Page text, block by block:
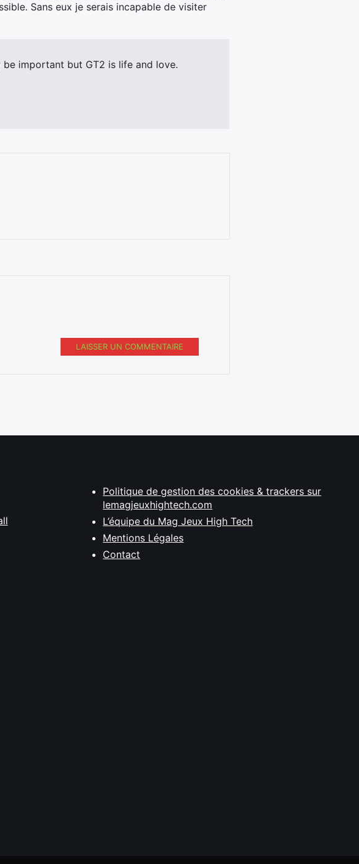
Sans eux je serais incapable de visiter
important but GT2 is life and love.
LAISSER UN COMMENTAIRE
Politique de gestion des cookies & trackers sur
lemagjeuxhightech.com
L’équipe du Mag Jeux High Tech
Mentions Légales
Contact